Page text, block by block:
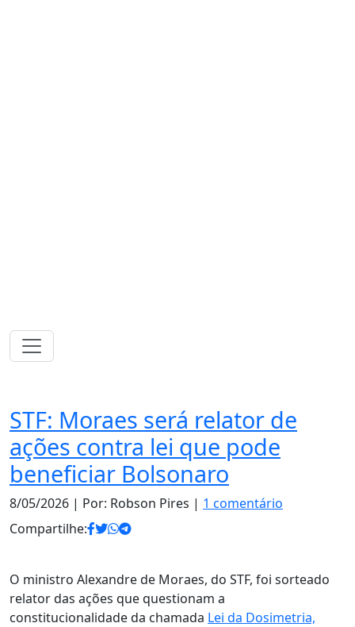
STF: Moraes será relator de
ações contra lei que pode
beneficiar Bolsonaro
8/05/2026 | Por: Robson Pires | 1 comentário
Compartilhe:
O ministro Alexandre de Moraes, do STF, foi sorteado
relator das ações que questionam a
constitucionalidade da chamada Lei da Dosimetria,